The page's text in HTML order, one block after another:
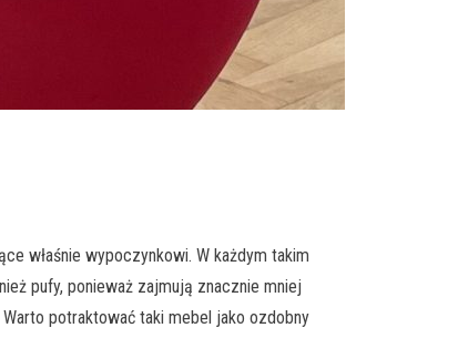
właśnie wypoczynkowi. W każdym takim
pufy, ponieważ zajmują znacznie mniej
potraktować taki mebel jako ozdobny